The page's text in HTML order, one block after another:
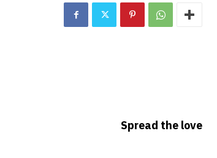
Spread the love